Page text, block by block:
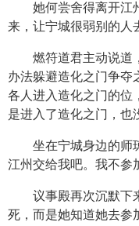
她何尝舍得离开江
来，让宁城很弱别的人
燃符道君主动说道
办法躲避造化之门争夺
各人进入造化之门的位
是进入了造化之门，也
坐在宁城身边的师
江州交给我吧。我不参
议事殿再次沉默下
死，而是她知道她去参